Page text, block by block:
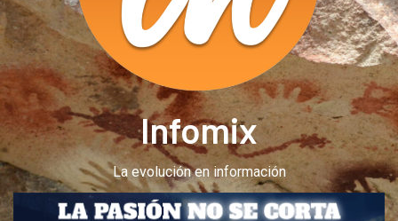
Infomix
La evolución en información